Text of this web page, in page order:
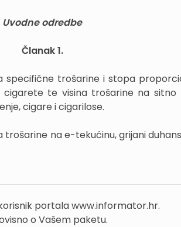
Uvodne odredbe
Članak 1.
specifične trošarine i stopa
te visina trošarine na sitno
cigare i cigarilose.
na e-tekućinu, grijani
portala www.informator.hr.
o Vašem paketu.